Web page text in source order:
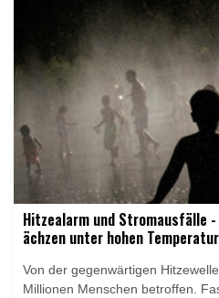
erhöhte Gefahr. Es handele sich
Einzelfall.
Hitzealarm und Stromausfälle
ächzen unter hohen
Von der gegenwärtigen
Millionen Menschen betroffen.